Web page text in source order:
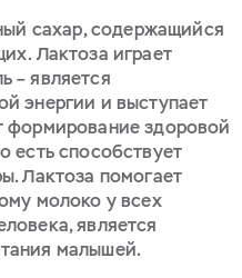
сахар, содержащийся
Лактоза играет
– является
энергии и выступает
формирование здоровой
есть способствует
Лактоза помогает
молоко у всех
является
малышей.